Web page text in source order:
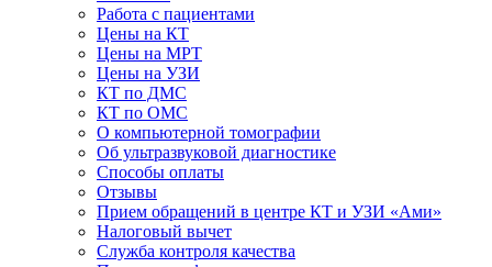
Работа с пациентами
Цены на КТ
Цены на МРТ
Цены на УЗИ
КТ по ДМС
КТ по ОМС
О компьютерной томографии
Об ультразвуковой диагностике
Способы оплаты
Отзывы
Прием обращений в центре КТ и УЗИ «Ами»
Налоговый вычет
Служба контроля качества